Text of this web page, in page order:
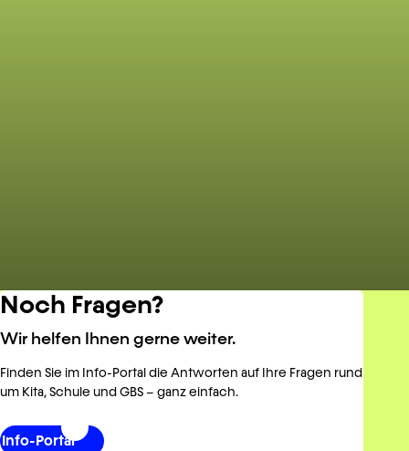
Noch Fragen?
Wir helfen Ihnen gerne weiter.
Finden Sie im Info-Portal die Antworten auf Ihre Fragen rund
um Kita, Schule und GBS – ganz einfach.
Info-Portal